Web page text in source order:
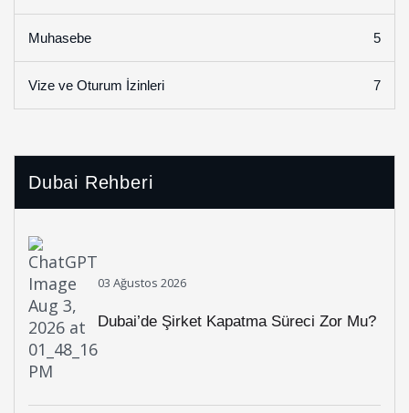
Muhasebe 5
Vize ve Oturum İzinleri 7
Dubai Rehberi
03 Ağustos 2026
Dubai’de Şirket Kapatma Süreci Zor Mu?